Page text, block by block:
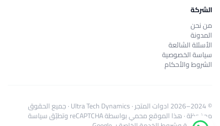
الشركة
من نحن
المدونة
الأسئلة الشائعة
سياسة الخصوصية
الشروط والأحكام
© 2024–2026 ادوات المتجر·
Ultra Tech Dynamics· جميع الحقوق
محفوظة · هذا الموقع محمي بواسطة reCAPTCHA وتطبّق سياسة